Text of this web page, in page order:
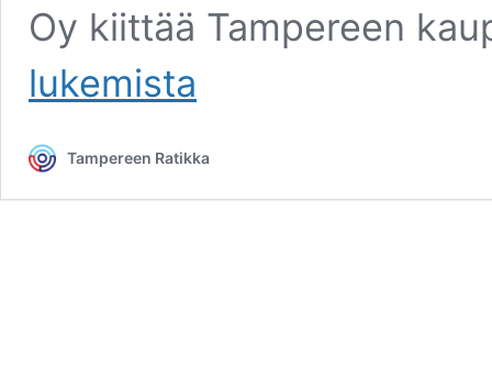
Oy kiittää Tampereen
lukemista
Tampereen Ratikka